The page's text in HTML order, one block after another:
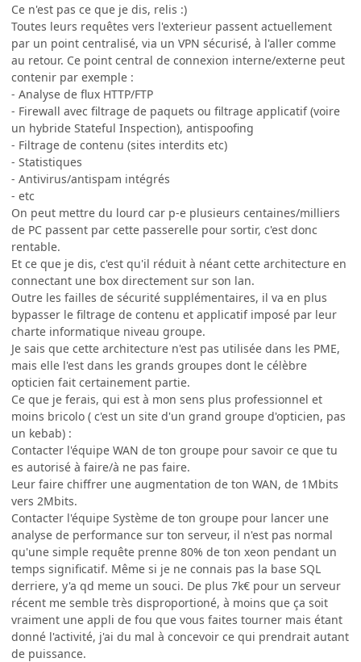
Ce n'est pas ce que je dis, relis :)
Toutes leurs requêtes vers l'exterieur passent actuellement
par un point centralisé, via un VPN sécurisé, à l'aller comme
au retour. Ce point central de connexion interne/externe peut
contenir par exemple :
- Analyse de flux HTTP/FTP
- Firewall avec filtrage de paquets ou filtrage applicatif (voire
un hybride Stateful Inspection), antispoofing
- Filtrage de contenu (sites interdits etc)
- Statistiques
- Antivirus/antispam intégrés
- etc
On peut mettre du lourd car p-e plusieurs centaines/milliers
de PC passent par cette passerelle pour sortir, c'est donc
rentable.
Et ce que je dis, c'est qu'il réduit à néant cette architecture en
connectant une box directement sur son lan.
Outre les failles de sécurité supplémentaires, il va en plus
bypasser le filtrage de contenu et applicatif imposé par leur
charte informatique niveau groupe.
Je sais que cette architecture n'est pas utilisée dans les PME,
mais elle l'est dans les grands groupes dont le célèbre
opticien fait certainement partie.
Ce que je ferais, qui est à mon sens plus professionnel et
moins bricolo ( c'est un site d'un grand groupe d'opticien, pas
un kebab) :
Contacter l'équipe WAN de ton groupe pour savoir ce que tu
es autorisé à faire/à ne pas faire.
Leur faire chiffrer une augmentation de ton WAN, de 1Mbits
vers 2Mbits.
Contacter l'équipe Système de ton groupe pour lancer une
analyse de performance sur ton serveur, il n'est pas normal
qu'une simple requête prenne 80% de ton xeon pendant un
temps significatif. Même si je ne connais pas la base SQL
derriere, y'a qd meme un souci. De plus 7k€ pour un serveur
récent me semble très disproportioné, à moins que ça soit
vraiment une appli de fou que vous faites tourner mais étant
donné l'activité, j'ai du mal à concevoir ce qui prendrait autant
de puissance.